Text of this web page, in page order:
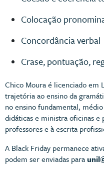
Colocação
Concordância verbal
Crase, pontuação,
Chico Moura é licenciado em
trajetória ao ensino da
no ensino fundamental,
didáticas e ministra oficinas e
professores e à escrita
A Black Friday permanece
podem ser enviadas para